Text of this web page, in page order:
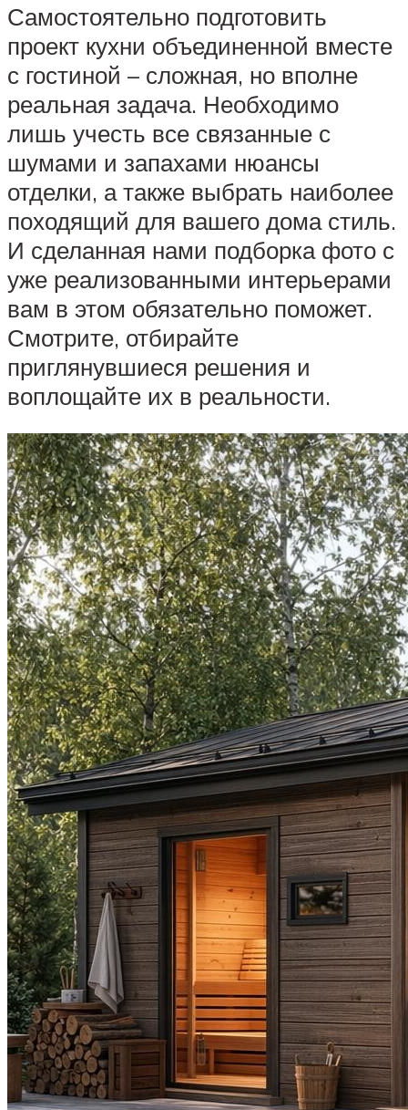
Самостоятельно подготовить
проект кухни объединенной вместе
с гостиной – сложная, но вполне
реальная задача. Необходимо
лишь учесть все связанные с
шумами и запахами нюансы
отделки, а также выбрать наиболее
походящий для вашего дома стиль.
И сделанная нами подборка фото с
уже реализованными интерьерами
вам в этом обязательно поможет.
Смотрите, отбирайте
приглянувшиеся решения и
воплощайте их в реальности.